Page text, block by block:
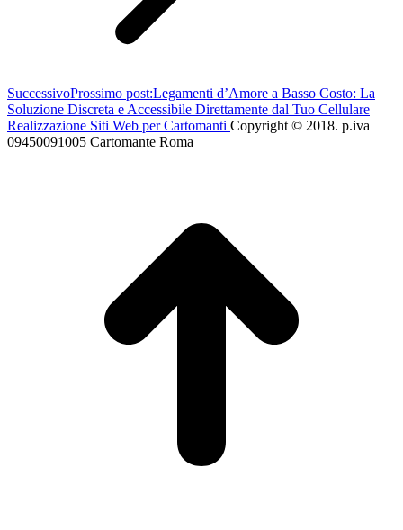
SuccessivoProssimo post:Legamenti d’Amore a Basso Costo: La
Soluzione Discreta e Accessibile Direttamente dal Tuo Cellulare
Realizzazione Siti Web per Cartomanti Copyright © 2018. p.iva
09450091005 Cartomante Roma